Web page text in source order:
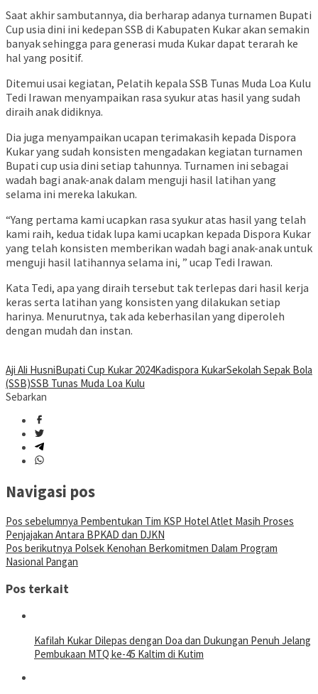
Saat akhir sambutannya, dia berharap adanya turnamen Bupati
Cup usia dini ini kedepan SSB di Kabupaten Kukar akan semakin
banyak sehingga para generasi muda Kukar dapat terarah ke
hal yang positif.
Ditemui usai kegiatan, Pelatih kepala SSB Tunas Muda Loa Kulu
Tedi Irawan menyampaikan rasa syukur atas hasil yang sudah
diraih anak didiknya.
Dia juga menyampaikan ucapan terimakasih kepada Dispora
Kukar yang sudah konsisten mengadakan kegiatan turnamen
Bupati cup usia dini setiap tahunnya. Turnamen ini sebagai
wadah bagi anak-anak dalam menguji hasil latihan yang
selama ini mereka lakukan.
“Yang pertama kami ucapkan rasa syukur atas hasil yang telah
kami raih, kedua tidak lupa kami ucapkan kepada Dispora Kukar
yang telah konsisten memberikan wadah bagi anak-anak untuk
menguji hasil latihannya selama ini, ” ucap Tedi Irawan.
Kata Tedi, apa yang diraih tersebut tak terlepas dari hasil kerja
keras serta latihan yang konsisten yang dilakukan setiap
harinya. Menurutnya, tak ada keberhasilan yang diperoleh
dengan mudah dan instan.
Aji Ali HusniBupati Cup Kukar 2024Kadispora KukarSekolah Sepak Bola
(SSB)SSB Tunas Muda Loa Kulu
Sebarkan
Navigasi pos
Pos sebelumnya Pembentukan Tim KSP Hotel Atlet Masih Proses
Penjajakan Antara BPKAD dan DJKN
Pos berikutnya Polsek Kenohan Berkomitmen Dalam Program
Nasional Pangan
Pos terkait
Kafilah Kukar Dilepas dengan Doa dan Dukungan Penuh Jelang
Pembukaan MTQ ke-45 Kaltim di Kutim